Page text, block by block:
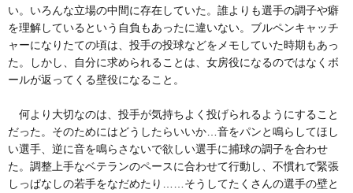
い。いろんな立場の中間に存在していた。誰よりも選手の調子や癖
を理解しているという自負もあったに違いない。ブルペンキャッチ
ャーになりたての頃は、投手の投球などをメモしていた時期もあっ
た。しかし、自分に求められることは、女房役になるのではなくボ
ールが返ってくる壁役になること。
何より大切なのは、投手が気持ちよく投げられるようにすること
だった。そのためにはどうしたらいいか…音をパンと鳴らしてほし
い選手、逆に音を鳴らさないで欲しい選手に捕球の調子を合わせ
た。調整上手なベテランのペースに合わせて行動し、不慣れで緊張
しっぱなしの若手をなだめたり……そうしてたくさんの選手の壁と